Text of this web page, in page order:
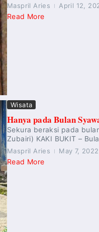
Maspril Aries April 12,
Read More
Wisata
Hanya pada Bulan
Sekura beraksi pada
Zubairi) KAKI BUKIT –
Maspril Aries May 7, 2022
Read More